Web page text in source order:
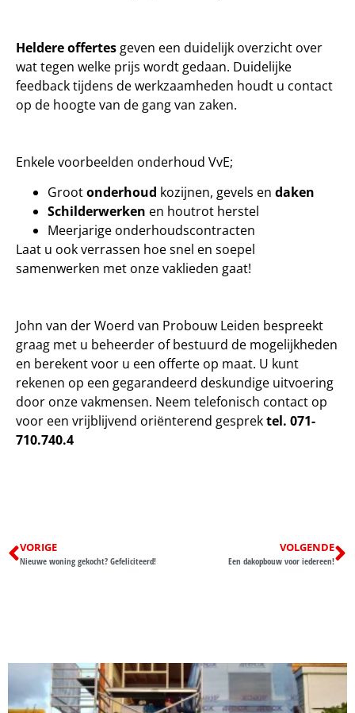
Heldere offertes geven een duidelijk overzicht over
wat tegen welke prijs wordt gedaan. Duidelijke
feedback tijdens de werkzaamheden houdt u contact
op de hoogte van de gang van zaken.
Enkele voorbeelden onderhoud VvE;
Grootonderhoud kozijnen, gevels en daken
Schilderwerken en houtrot herstel
Meerjarige onderhoudscontracten
Laat u ook verrassen hoe snel en soepel
samenwerken met onze vaklieden gaat!
John van der Woerd van Probouw Leiden bespreekt
graag met u beheerder of bestuurd de mogelijkheden
en berekent voor u een offerte op maat. U kunt
rekenen op een gegarandeerd deskundige uitvoering
door onze vakmensen. Neem telefonisch contact op
voor een vrijblijvend oriënterend gesprektel. 071-
710.740.4
VORIGE
Nieuwe woning gekocht? Gefeliciteerd!
VOLGENDE
Een dakopbouw voor iedereen!